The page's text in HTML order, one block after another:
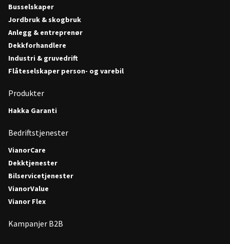
Busselskaper
Jordbruk & skogbruk
Anlegg & entreprenør
Dekkforhandlere
Industri & gruvedrift
Flåteselskaper person- og varebil
Produkter
Hakka Garanti
Bedriftstjenester
VianorCare
Dekktjenester
Bilservicetjenester
VianorValue
Vianor Flex
Kampanjer B2B